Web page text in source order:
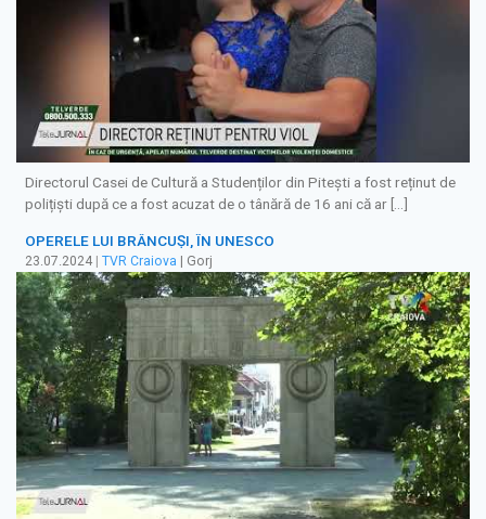
Directorul Casei de Cultură a Studenților din Pitești a fost reținut de
polițiști după ce a fost acuzat de o tânără de 16 ani că ar […]
OPERELE LUI BRÂNCUȘI, ÎN UNESCO
23.07.2024 TVR Craiova | Gorj